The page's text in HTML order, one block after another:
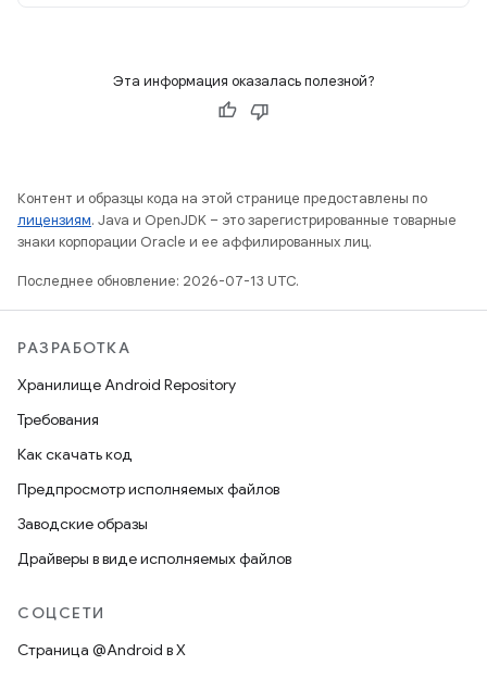
Эта информация оказалась полезной?
Контент и образцы кода на этой странице предоставлены по
лицензиям. Java и OpenJDK – это зарегистрированные товарные
знаки корпорации Oracle и ее аффилированных лиц.
Последнее обновление: 2026-07-13 UTC.
РАЗРАБОТКА
Хранилище Android Repository
Требования
Как скачать код
Предпросмотр исполняемых файлов
Заводские образы
Драйверы в виде исполняемых файлов
СОЦСЕТИ
Страница @Android в X